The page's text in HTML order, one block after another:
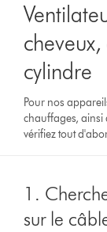
cylindre
Pour nos
chauffages, ainsi
vérifiez tout
1.
sur le